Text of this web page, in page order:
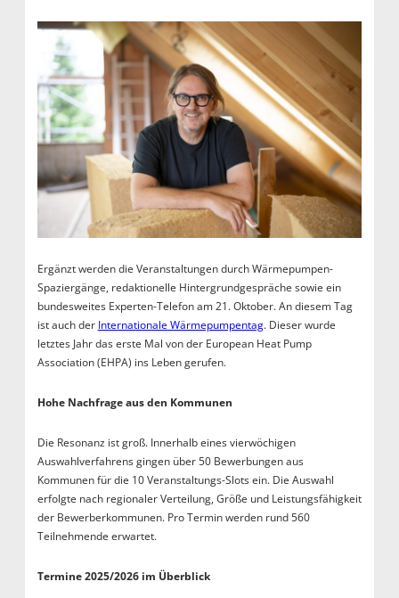
Ergänzt werden die Veranstaltungen durch Wärmepumpen-
Spaziergänge, redaktionelle Hintergrundgespräche sowie ein
bundesweites Experten-Telefon am 21. Oktober. An diesem Tag
ist auch der Internationale Wärmepumpentag. Dieser wurde
letztes Jahr das erste Mal von der European Heat Pump
Association (EHPA) ins Leben gerufen.
Hohe Nachfrage aus den Kommunen
Die Resonanz ist groß. Innerhalb eines vierwöchigen
Auswahlverfahrens gingen über 50 Bewerbungen aus
Kommunen für die 10 Veranstaltungs-Slots ein. Die Auswahl
erfolgte nach regionaler Verteilung, Größe und Leistungsfähigkeit
der Bewerberkommunen. Pro Termin werden rund 560
Teilnehmende erwartet.
Termine 2025/2026 im Überblick